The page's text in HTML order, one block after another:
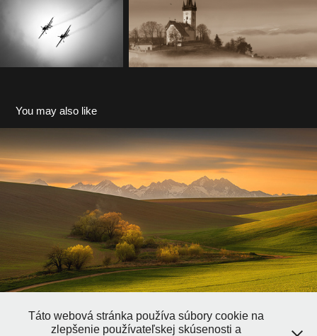
You may also like
Obľúbené fotografie
Táto webová stránka používa súbory cookie na
zlepšenie používateľskej skúsenosti a